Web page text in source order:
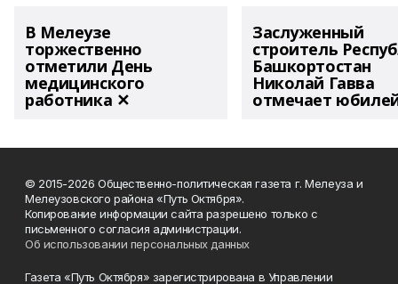
В Мелеузе
торжественно
отметили День
медицинского
работника ✕
Заслуженный
строитель
Башкортостан
Николай Гавва
отмечает
© 2015-2026 Общественно-политическая газета г. Мелеуза и
Мелеузовского района «Путь Октября».
Копирование информации сайта разрешено только с
письменного согласия администрации.
Об использовании персональных данных
Газета «Путь Октября» зарегистрирована в Управлении